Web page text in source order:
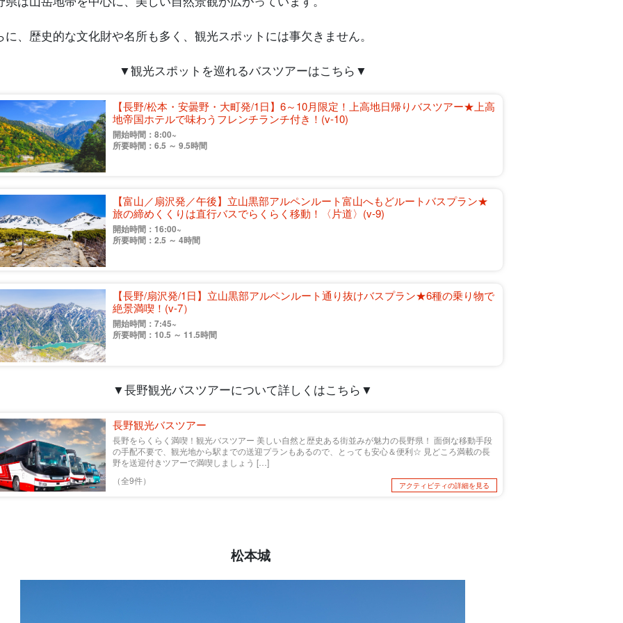
に、歴史的な文化財や名所も多く、観光スポットには事欠きません。
▼観光スポットを巡れるバスツアーはこちら▼
【長野/松本・安曇野・大町発/1日】6～10月限定！上高地日帰りバスツアー★上高
地帝国ホテルで味わうフレンチランチ付き！(v-10)
開始時間：8:00~
所要時間：6.5 ～ 9.5時間
【富山／扇沢発／午後】立山黒部アルペンルート富山へもどルートバスプラン★
旅の締めくくりは直行バスでらくらく移動！〈片道〉(v-9)
開始時間：16:00~
所要時間：2.5 ～ 4時間
【長野/扇沢発/1日】立山黒部アルペンルート通り抜けバスプラン★6種の乗り物で
絶景満喫！(v-7）
開始時間：7:45~
所要時間：10.5 ～ 11.5時間
▼長野観光バスツアーについて詳しくはこちら▼
長野観光バスツアー
長野をらくらく満喫！観光バスツアー 美しい自然と歴史ある街並みが魅力の長野県！ 面倒な移動手段
の手配不要で、観光地から駅までの送迎プランもあるので、とっても安心＆便利☆ 見どころ満載の長
野を送迎付きツアーで満喫しましょう […]
（全9件）
アクティビティの詳細を見る
松本城